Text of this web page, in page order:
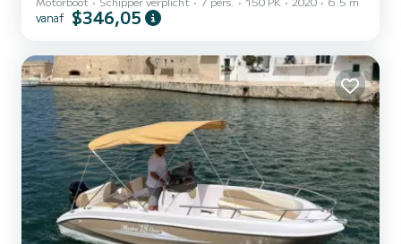
meest suggestieve plekken aan de kust van Polignano. Onze boot is
uitgerust met een luifel, zonnedek, ladder, veel muziek en plezier.
vanaf $346,05